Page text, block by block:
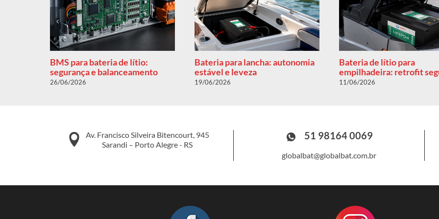
BMS para bateria de lítio:
segurança e balanceamento
26/06/2026
Bateria para lancha: autonomia
estável e leveza
19/06/2026
Bateria de lítio para
empilhadeira: retrofit
11/06/2026
Av. Francisco Silveira Bitencourt, 945
Sarandi – Porto Alegre - RS
51 98164 0069
globalbat@globalbat.com.br